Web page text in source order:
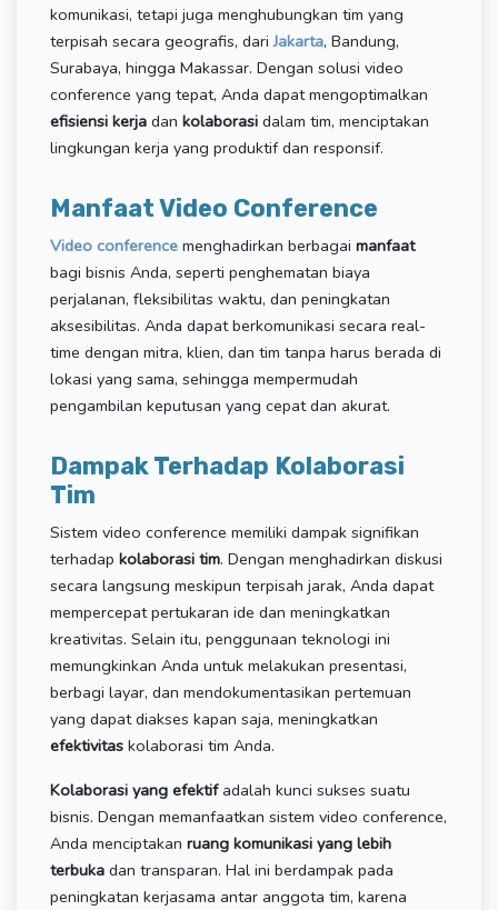
komunikasi, tetapi juga menghubungkan tim yang
terpisah secara geografis, dariJakarta, Bandung,
Surabaya, hingga Makassar. Dengan solusi video
conference yang tepat, Anda dapat mengoptimalkan
efisiensi kerja dan kolaborasi dalam tim, menciptakan
lingkungan kerja yang produktif dan responsif.
Manfaat Video Conference
Video conference menghadirkan berbagai manfaat
bagi bisnis Anda, seperti penghematan biaya
perjalanan, fleksibilitas waktu, dan peningkatan
aksesibilitas. Anda dapat berkomunikasi secara real-
time dengan mitra, klien, dan tim tanpa harus berada di
lokasi yang sama, sehingga mempermudah
pengambilan keputusan yang cepat dan akurat.
Dampak Terhadap Kolaborasi
Tim
Sistem video conference memiliki dampak signifikan
terhadap kolaborasi tim. Dengan menghadirkan diskusi
secara langsung meskipun terpisah jarak, Anda dapat
mempercepat pertukaran ide dan meningkatkan
kreativitas. Selain itu, penggunaan teknologi ini
memungkinkan Anda untuk melakukan presentasi,
berbagi layar, dan mendokumentasikan pertemuan
yang dapat diakses kapan saja, meningkatkan
efektivitas kolaborasi tim Anda.
Kolaborasi yang efektifadalah kunci sukses suatu
bisnis. Dengan memanfaatkan sistem video conference,
Anda menciptakan ruang komunikasi yang lebih
terbuka dan transparan. Hal ini berdampak pada
peningkatan kerjasama antar anggota tim, karena